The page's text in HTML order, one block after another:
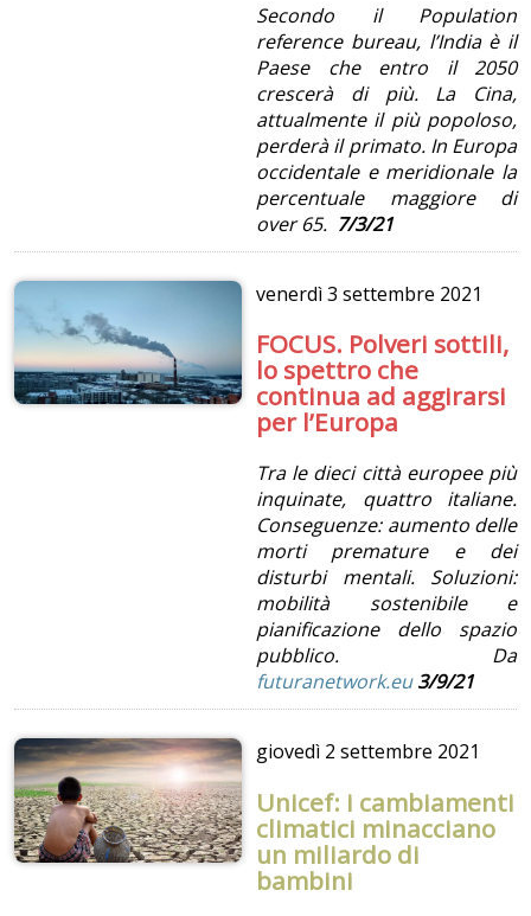
Secondo il Population
reference bureau, l’India è il
Paese che entro il 2050
crescerà di più. La Cina,
attualmente il più popoloso,
perderà il primato. In Europa
occidentale e meridionale la
percentuale maggiore di
over 65. 7/3/21
venerdì3 settembre 2021
FOCUS. Polveri sottili,
lo spettro che
continua ad aggirarsi
per l’Europa
Tra le dieci città europee più
inquinate, quattro italiane.
Conseguenze: aumento delle
morti premature e dei
disturbi mentali. Soluzioni:
mobilità sostenibile e
pianificazione dello spazio
pubblico. Da
futuranetwork.eu 3/9/21
giovedì 2 settembre 2021
Unicef: i cambiamenti
climatici minacciano
un miliardo di
bambini